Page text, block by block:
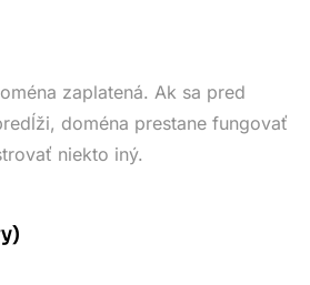
zaplatená. Ak sa pred
doména prestane fungovať
niekto iný.